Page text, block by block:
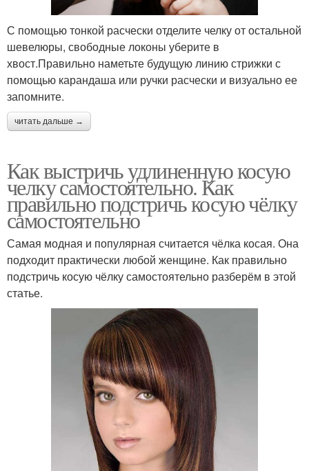
С помощью тонкой расчески отделите челку от остальной
шевелюры, свободные локоны уберите в
хвост.Правильно наметьте будущую линию стрижки с
помощью карандаша или ручки расчески и визуально ее
запомните.
читать дальше →
Как выстричь удлиненную косую
челку самостоятельно. Как
правильно подстричь косую чёлку
самостоятельно
Самая модная и популярная считается чёлка косая. Она
подходит практически любой женщине. Как правильно
подстричь косую чёлку самостоятельно разберём в этой
статье.